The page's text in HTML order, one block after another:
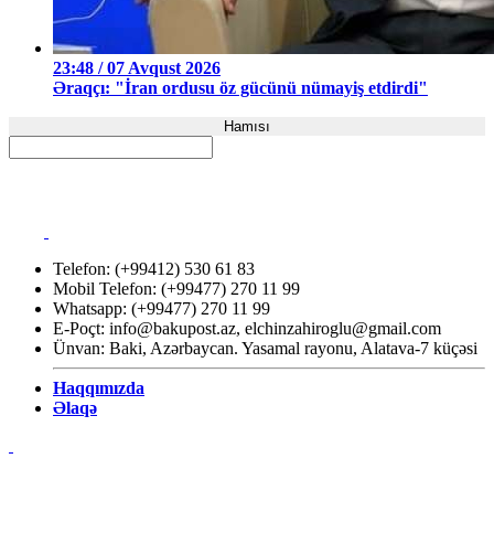
23:48 / 07 Avqust 2026
Əraqçı: "İran ordusu öz gücünü nümayiş etdirdi"
Hamısı
Telefon: (+99412) 530 61 83
Mobil Telefon: (+99477) 270 11 99
Whatsapp: (+99477) 270 11 99
E-Poçt: info@bakupost.az, elchinzahiroglu@gmail.com
Ünvan: Baki, Azərbaycan. Yasamal rayonu, Alatava-7 küçəsi
Haqqımızda
Əlaqə